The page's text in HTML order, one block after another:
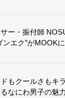
ー・振付師
ンエク”がMOOKに
もクールさもキ
なにわ男子の魅力